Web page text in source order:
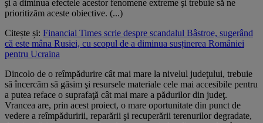
şi a diminua efectele acestor fenomene extreme şi trebuie să ne
prioritizăm aceste obiective. (...)
Citește și: Financial Times scrie despre scandalul Bâstroe, sugerând
că este mâna Rusiei, cu scopul de a diminua susținerea României
pentru Ucraina
Dincolo de o reîmpădurire cât mai mare la nivelul judeţului, trebuie
să încercăm să găsim şi resursele materiale cele mai accesibile pentru
a putea reface o suprafaţă cât mai mare a pădurilor din judeţ.
Vrancea are, prin acest proiect, o mare oportunitate din punct de
vedere a reîmpăduririi, reparării şi recuperării terenurilor degradate,